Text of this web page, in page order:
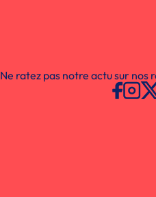
Ne ratez pas notre actu sur nos